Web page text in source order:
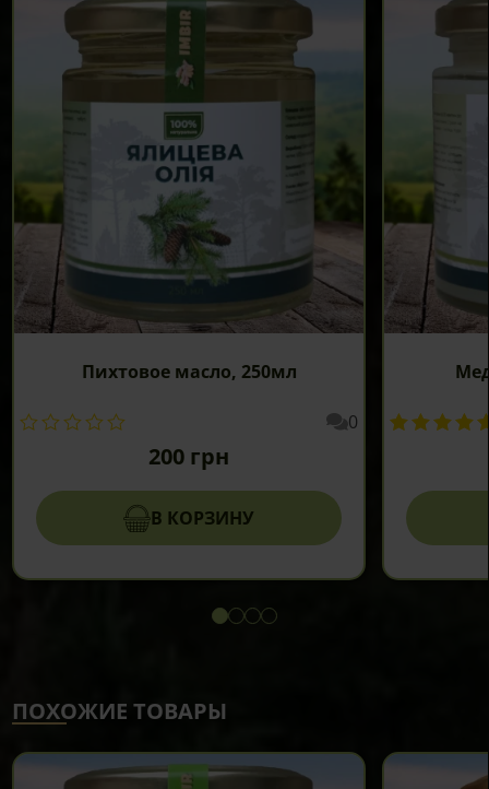
Пихтовое масло, 250мл
0
200 грн
В КОРЗИНУ
ПОХОЖИЕ ТОВАРЫ